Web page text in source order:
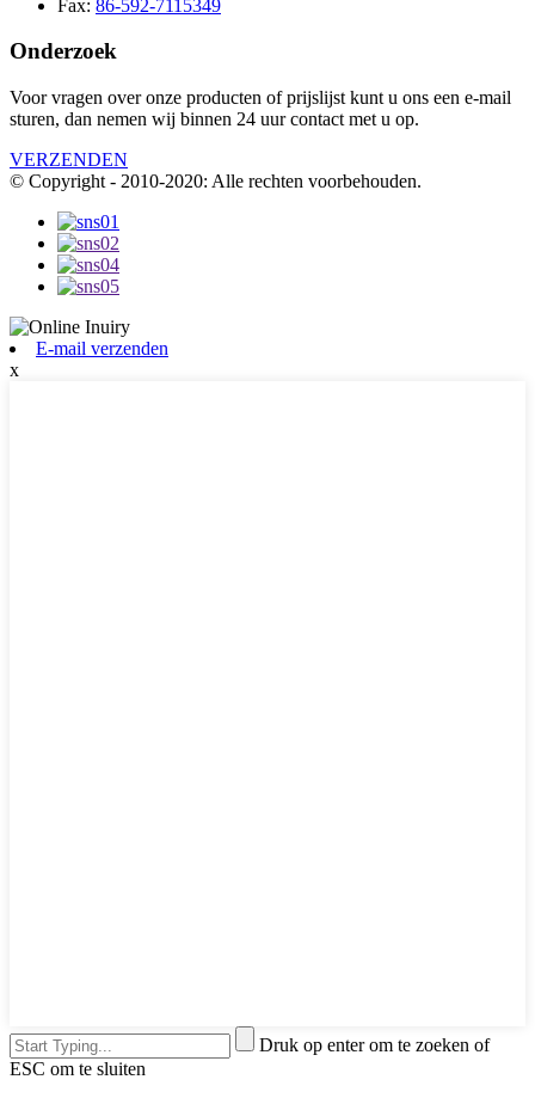
Fax: 86-592-7115349
Onderzoek
Voor vragen over onze producten of prijslijst kunt u ons een e-mail
sturen, dan nemen wij binnen 24 uur contact met u op.
VERZENDEN
© Copyright - 2010-2020: Alle rechten voorbehouden.
E-mail verzenden
x
Druk op enter om te zoeken of
ESC om te sluiten